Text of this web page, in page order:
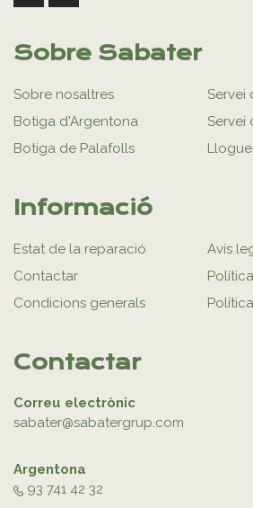
Sobre Sabater
Sobre nosaltres
Botiga d'Argentona
Botiga de Palafolls
Servei
Servei
Informació
Estat de la reparació
Contactar
Condicions generals
Avís
Contactar
Correu electrònic
sabater@sabatergrup.com
Argentona
93 741 42 32